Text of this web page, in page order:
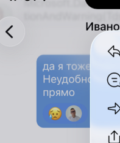
ваши потребности
площадках.
на все вопросы.
Решение идеально
для enterprise-компаний